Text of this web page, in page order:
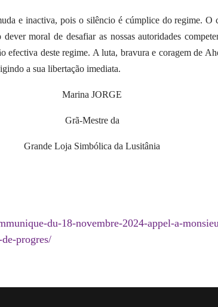
e inactiva, pois o silêncio é cúmplice do regime. O
moral de desafiar as nossas autoridades
efectiva deste regime. A luta, bravura e coragem de
a sua libertação imediata.
Marina JORGE
Grã-Mestre da
Grande Loja Simbólica da Lusitânia
du-18-novembre-2024-appel-a-
progres/